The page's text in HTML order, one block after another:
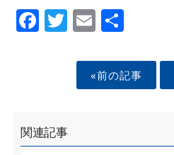
Facebook
Twitter
EmailShare
«前の記事
関連記事